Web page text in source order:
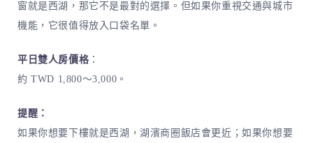
窗就是西湖，那它不是最對的選擇。但如果你重視交通與城市
機能，它很值得放入口袋名單。
平日雙人房價格 ：
約 TWD 1,800～3,000。
提醒：
如果你想要下樓就是西湖，湖濱商圈飯店會更近；如果你想要